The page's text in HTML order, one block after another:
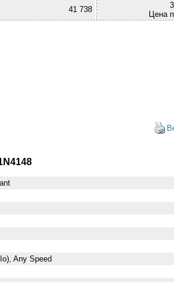
41 738
Цена
Any Speed